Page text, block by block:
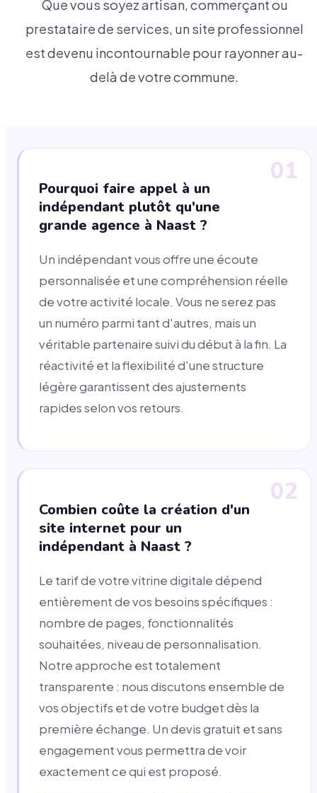
Que vous soyez artisan, commerçant ou
prestataire de services, un site professionnel
est devenu incontournable pour rayonner au-
delà de votre commune.
01
Pourquoi faire appel à un
indépendant plutôt qu'une
grande agence à Naast ?
Un indépendant vous offre une écoute
personnalisée et une compréhension réelle
de votre activité locale. Vous ne serez pas
un numéro parmi tant d'autres, mais un
véritable partenaire suivi du début à la fin. La
réactivité et la flexibilité d'une structure
légère garantissent des ajustements
rapides selon vos retours.
02
Combien coûte la création d'un
site internet pour un
indépendant à Naast ?
Le tarif de votre vitrine digitale dépend
entièrement de vos besoins spécifiques :
nombre de pages, fonctionnalités
souhaitées, niveau de personnalisation.
Notre approche est totalement
transparente : nous discutons ensemble de
vos objectifs et de votre budget dès la
première échange. Un devis gratuit et sans
engagement vous permettra de voir
exactement ce qui est proposé.